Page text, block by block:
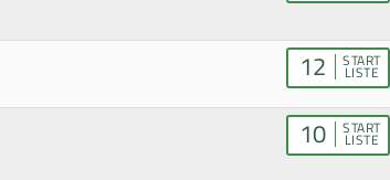
12 START
LISTE
10 START
LISTE